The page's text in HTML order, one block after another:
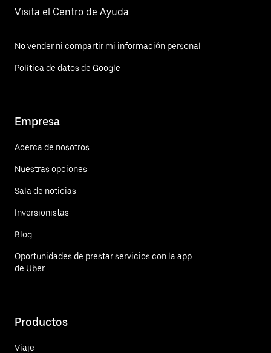
Visita el Centro de Ayuda
No vender ni compartir mi información personal
Política de datos de Google
Empresa
Acerca de nosotros
Nuestras opciones
Sala de noticias
Inversionistas
Blog
Oportunidades de prestar servicios con la app
de Uber
Productos
Viaje